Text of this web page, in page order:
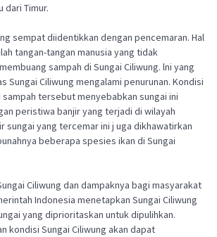
dari Timur.
sempat diidentikkan dengan pencemaran. Hal
tangan-tangan manusia yang tidak
sampah di Sungai Ciliwung. lni yang
Sungai Ciliwung mengalami penurunan. Kondisi
tersebut menyebabkan sungai ini
peristiwa banjir yang terjadi di wilayah
sungai yang tercemar ini j uga dikhawatirkan
beberapa spesies ikan di Sungai
Ciliwung dan dampaknya bagi masyarakat
Indonesia menetapkan Sungai Ciliwung
yang diprioritaskan untuk dipulihkan.
kondisi Sungai Ciliwung akan dapat